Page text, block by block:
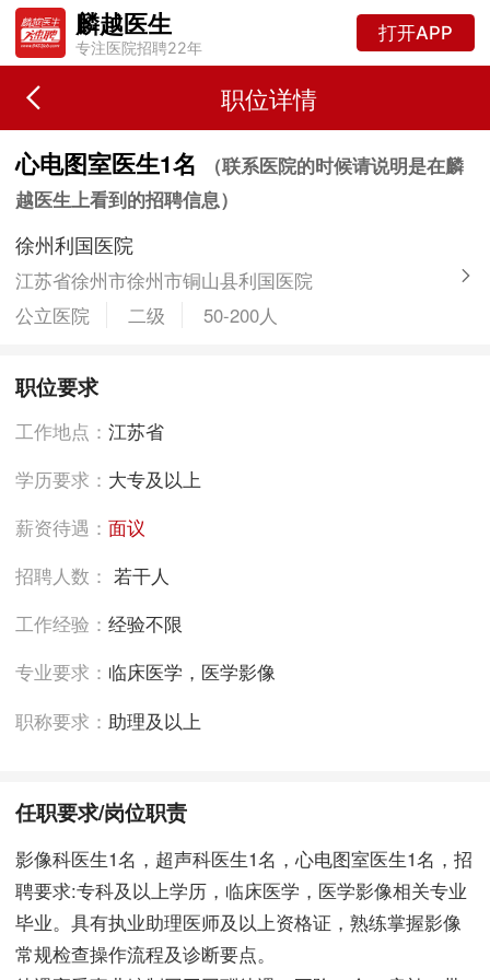
麟越医生
专注医院招聘22年
打开APP
职位详情
心电图室医生1名
（联系医院的时候请说明是在麟
越医生上看到的招聘信息）
徐州利国医院
江苏省徐州市徐州市铜山县利国医院
公立医院
二级 50-200人
职位要求
工作地点：江苏省
学历要求： 大专及以上
薪资待遇：面议
招聘人数：若干人
工作经验：经验不限
专业要求： 临床医学，医学影像
职称要求： 助理及以上
任职要求/岗位职责
影像科医生1名，超声科医生1名，心电图室医生1名，招
聘要求:专科及以上学历，临床医学，医学影像相关专业
毕业。具有执业助理医师及以上资格证，熟练掌握影像
常规检查操作流程及诊断要点。